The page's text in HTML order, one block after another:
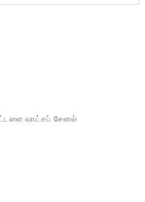
வாட்சப் சேனல்